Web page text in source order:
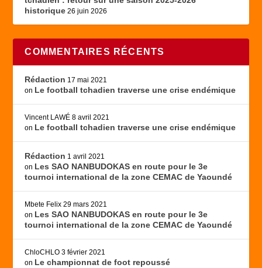
historique 26 juin 2026
COMMENTAIRES RÉCENTS
Rédaction 17 mai 2021
on Le football tchadien traverse une crise endémique
Vincent LAWÉ 8 avril 2021
on Le football tchadien traverse une crise endémique
Rédaction 1 avril 2021
on Les SAO NANBUDOKAS en route pour le 3e
tournoi international de la zone CEMAC de Yaoundé
Mbete Felix 29 mars 2021
on Les SAO NANBUDOKAS en route pour le 3e
tournoi international de la zone CEMAC de Yaoundé
ChloCHLO 3 février 2021
on Le championnat de foot repoussé